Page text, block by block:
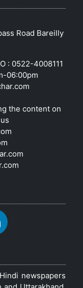
Road Bareilly
: 0522-4008111
06:00pm
the content on
newspapers